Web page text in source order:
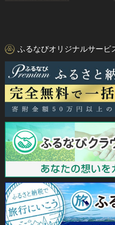
ふるなびオリジナルサービ